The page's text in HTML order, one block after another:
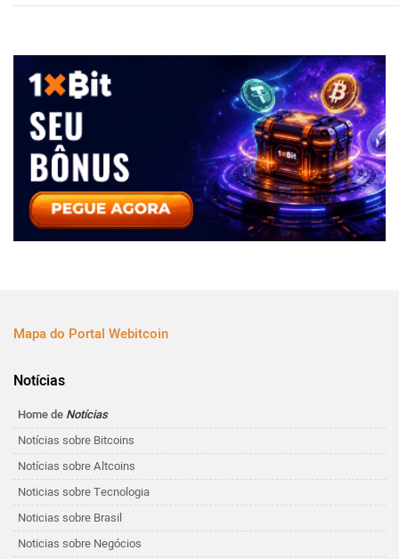
Mapa do Portal Webitcoin
Notícias
Home de Notícias
Notícias sobre Bitcoins
Notícias sobre Altcoins
Noticias sobre Tecnologia
Noticias sobre Brasil
Noticias sobre Negócios